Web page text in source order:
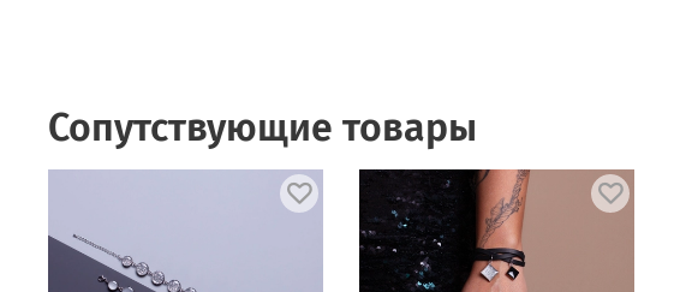
Сопутствующие товары